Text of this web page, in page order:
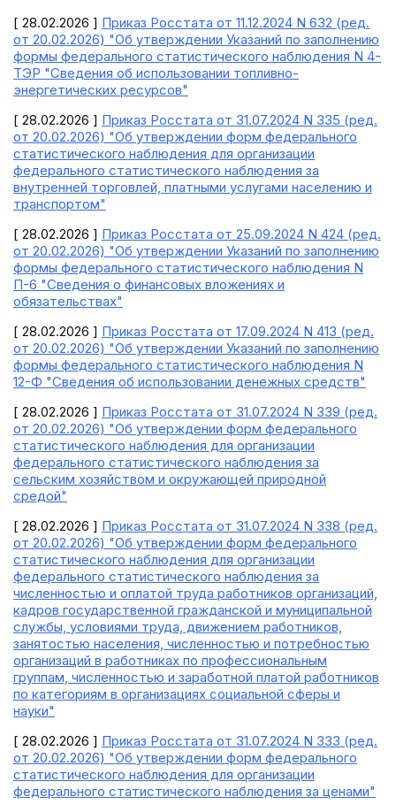
[ 28.02.2026 ] Приказ Росстата от 11.12.2024 N 632 (ред.
от 20.02.2026) "Об утверждении Указаний по заполнению
формы федерального статистического наблюдения N 4-
ТЭР "Сведения об использовании топливно-
энергетических ресурсов"
[ 28.02.2026 ] Приказ Росстата от 31.07.2024 N 335 (ред.
от 20.02.2026) "Об утверждении форм федерального
статистического наблюдения для организации
федерального статистического наблюдения за
внутренней торговлей, платными услугами населению и
транспортом"
[ 28.02.2026 ] Приказ Росстата от 25.09.2024 N 424 (ред.
от 20.02.2026) "Об утверждении Указаний по заполнению
формы федерального статистического наблюдения N
П-6 "Сведения о финансовых вложениях и
обязательствах"
[ 28.02.2026 ] Приказ Росстата от 17.09.2024 N 413 (ред.
от 20.02.2026) "Об утверждении Указаний по заполнению
формы федерального статистического наблюдения N
12-Ф "Сведения об использовании денежных средств"
[ 28.02.2026 ] Приказ Росстата от 31.07.2024 N 339 (ред.
от 20.02.2026) "Об утверждении форм федерального
статистического наблюдения для организации
федерального статистического наблюдения за
сельским хозяйством и окружающей природной
средой"
[ 28.02.2026 ] Приказ Росстата от 31.07.2024 N 338 (ред.
от 20.02.2026) "Об утверждении форм федерального
статистического наблюдения для организации
федерального статистического наблюдения за
численностью и оплатой труда работников организаций,
кадров государственной гражданской и муниципальной
службы, условиями труда, движением работников,
занятостью населения, численностью и потребностью
организаций в работниках по профессиональным
группам, численностью и заработной платой работников
по категориям в организациях социальной сферы и
науки"
[ 28.02.2026 ] Приказ Росстата от 31.07.2024 N 333 (ред.
от 20.02.2026) "Об утверждении форм федерального
статистического наблюдения для организации
федерального статистического наблюдения за ценами"